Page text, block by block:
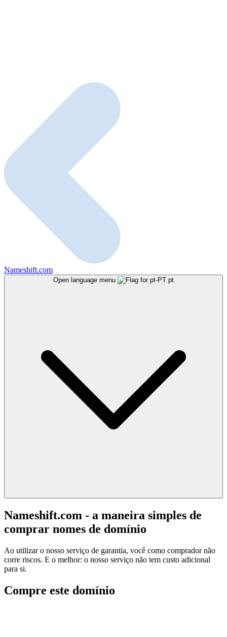
Nameshift.com
Open language menu pt
Nameshift.com - a maneira simples de
comprar nomes de domínio
Ao utilizar o nosso serviço de garantia, você como comprador não
corre riscos. E o melhor: o nosso serviço não tem custo adicional
para si.
Compre este domínio